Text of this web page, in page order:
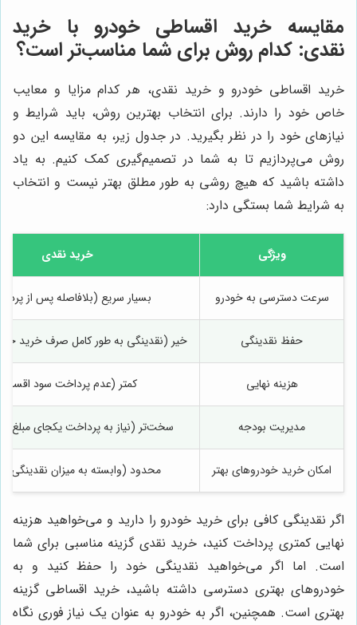
مقایسه خرید اقساطی خودرو با خرید
نقدی: کدام روش برای شما مناسب‌تر است؟
خرید اقساطی خودرو و خرید نقدی، هر کدام مزایا و معایب
خاص خود را دارند. برای انتخاب بهترین روش، باید شرایط و
نیازهای خود را در نظر بگیرید. در جدول زیر، به مقایسه این دو
روش می‌پردازیم تا به شما در تصمیم‌گیری کمک کنیم. به یاد
داشته باشید که هیچ روشی به طور مطلق بهتر نیست و انتخاب
به شرایط شما بستگی دارد:
ویژگی خرید نقدی
سرعت دسترسی به خودرو بسیار سریع (بلافاصله پس از
حفظ نقدینگی خیر (نقدینگی به طور کامل صرف خرید
هزینه نهایی کمتر (عدم پرداخت سود
مدیریت بودجه سخت‌تر (نیاز به پرداخت یکجای مبلغ
امکان خرید خودروهای بهتر محدود (وابسته به میزان نقدینگی
اگر نقدینگی کافی برای خرید خودرو را دارید و می‌خواهید هزینه
نهایی کمتری پرداخت کنید، خرید نقدی گزینه مناسبی برای شما
است. اما اگر می‌خواهید نقدینگی خود را حفظ کنید و به
خودروهای بهتری دسترسی داشته باشید، خرید اقساطی گزینه
بهتری است. همچنین، اگر به خودرو به عنوان یک نیاز فوری نگاه